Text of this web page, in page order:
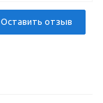
Оставить отзыв